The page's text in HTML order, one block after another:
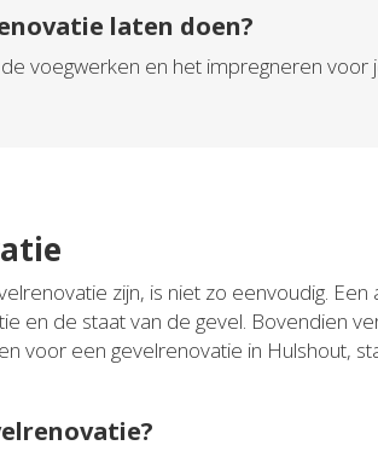
laten doen?
voegwerken en het impregneren voor
zijn, is niet zo eenvoudig.
en de staat van de gevel. Bovendien
voor een gevelrenovatie in Hulshout,